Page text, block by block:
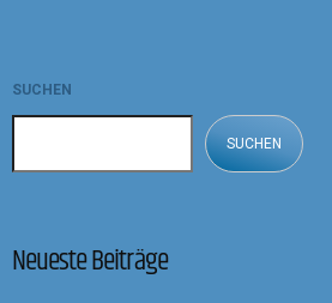
SUCHEN
SUCHEN
Neueste Beiträge